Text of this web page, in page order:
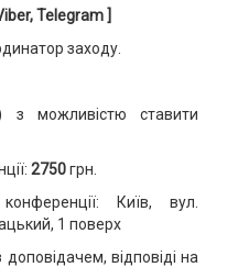
Telegram ]
заходу.
з можливістю ставити
2750грн.
Київ, вул.
1 поверх
відповіді на